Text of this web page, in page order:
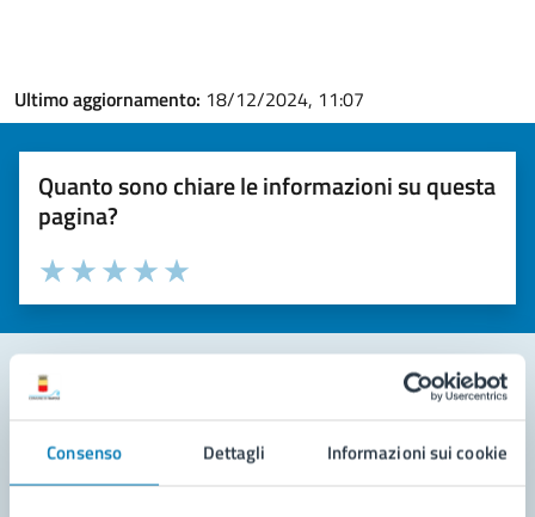
Consenso Dettagli Informazioni sui cookie
Ultimo aggiornamento: 18/12/2024, 11:07
Quanto sono chiare le informazioni su questa
pagina?
Valuta la chiarezza delle informazioni (da 1 a 5 stelle)
Seleziona il numero di stelle per valutare la chiarezza delle
Valuta 5 stelle su 5
Valuta 4 stelle su 5
Valuta 3 stelle su 5
Valuta 2 stelle su 5
Valuta 1 stelle su 5
Leggi le domande frequenti